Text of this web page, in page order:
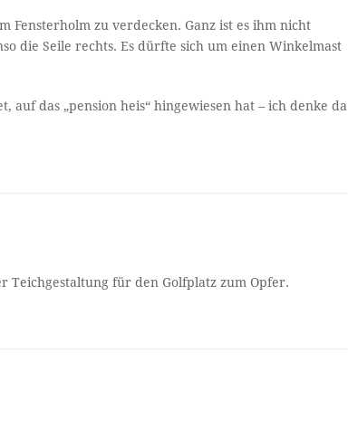
Fensterholm zu verdecken. Ganz ist es ihm nicht
die Seile rechts. Es dürfte sich um einen Winkelmast
auf das „pension heis“ hingewiesen hat – ich denke da
Teichgestaltung für den Golfplatz zum Opfer.